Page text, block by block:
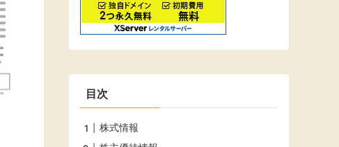
目次
株式情報